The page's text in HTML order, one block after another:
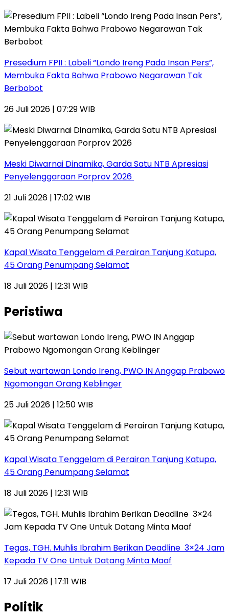
Presedium FPII : Labeli “Londo Ireng Pada Insan Pers”,
Membuka Fakta Bahwa Prabowo Negarawan Tak
Berbobot
26 Juli 2026 | 07:29 WIB
Meski Diwarnai Dinamika, Garda Satu NTB Apresiasi
Penyelenggaraan Porprov 2026 ‎
21 Juli 2026 | 17:02 WIB
Kapal Wisata Tenggelam di Perairan Tanjung Katupa,
45 Orang Penumpang Selamat
18 Juli 2026 | 12:31 WIB
Peristiwa
Sebut wartawan Londo Ireng, PWO IN Anggap Prabowo
Ngomongan Orang Keblinger
25 Juli 2026 | 12:50 WIB
Kapal Wisata Tenggelam di Perairan Tanjung Katupa,
45 Orang Penumpang Selamat
18 Juli 2026 | 12:31 WIB
Tegas, TGH. Muhlis Ibrahim Berikan Deadline 3×24 Jam
Kepada TV One Untuk Datang Minta Maaf
17 Juli 2026 | 17:11 WIB
Politik